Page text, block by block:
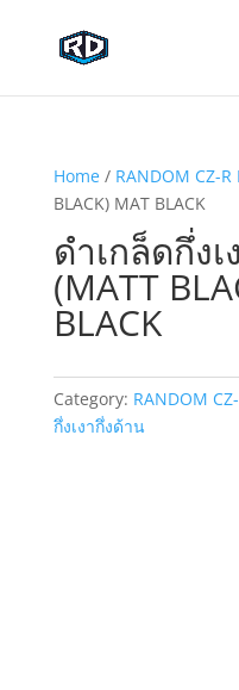
Home/ RANDOM CZ-R
BLACK) MAT BLACK
ดำเกล็ดกึ่ง
(MATT
BLACK
Category: RANDOM
กึ่งเงากึ่งด้าน